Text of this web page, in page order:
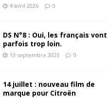
4 avril 2026 0
DS N°8 : Oui, les français vont
parfois trop loin.
13 septembre 2025 0
14 juillet : nouveau film de
marque pour Citroën